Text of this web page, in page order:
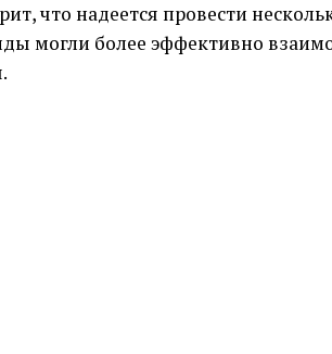
что надеется провести
могли более эффективно